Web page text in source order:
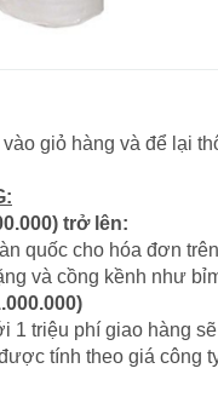
giỏ hàng và để lại
trở lên:
quốc cho hóa đơn
và cồng kềnh như
1 triệu phí giao hàng
tính theo giá công